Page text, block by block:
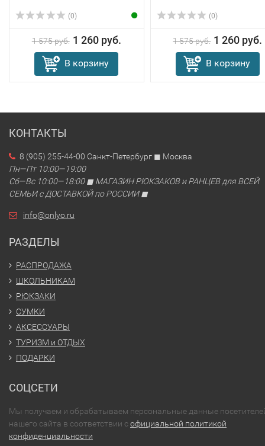
(0)
1 575 руб. 1 260 руб.
В корзину
(0)
1 575 руб. 1 260 руб.
В корзину
КОНТАКТЫ
8 (905) 255-44-00 Санкт-Петербург ◼ Москва
Пн—Пт 10:00—19:00
Сб—Вс 10:00—18:00 ◼ МАГАЗИН РЮКЗАКОВ и РАНЦЕВ для ВСЕЙ
СЕМЬИ с ДОСТАВКОЙ по РОССИИ ◼
info@onlyo.ru
РАЗДЕЛЫ
РАСПРОДАЖА
ШКОЛЬНИКАМ
РЮКЗАКИ
СУМКИ
АКСЕССУАРЫ
ТУРИЗМ и ОТДЫХ
ПОДАРКИ
СОЦСЕТИ
Мы получаем и обрабатываем персональные данные
нашего сайта в соответствии софициальной политикой
конфиденциальности